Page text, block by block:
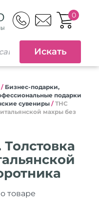
0
/ Бизнес-подарки,
подарки
сувениры / THC
махры без
Толстовка
товаре